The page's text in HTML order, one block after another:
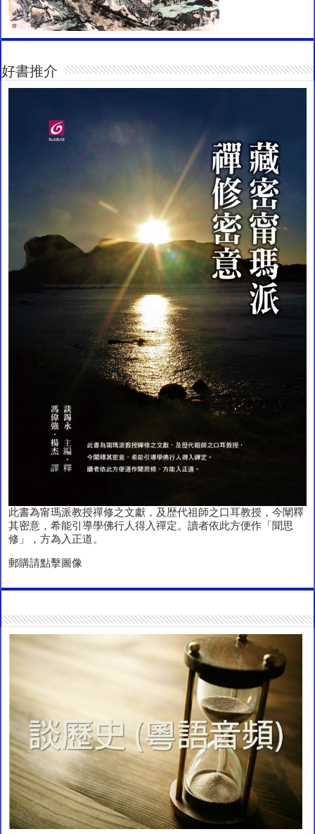
好書推介
此書為甯瑪派教授禪修之文獻，及歴代祖師之口耳教授，今闡釋
其密意，希能引導學佛行人得入禪定。讀者依此方便作「聞思
修」，方為入正道。
郵購請點擊圖像